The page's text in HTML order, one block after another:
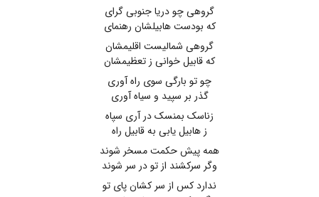
گروهی چو دریا جنوبی گرای
که بودست هابیلشان رهنمای
گروهی شمالیست اقلیمشان
که قابیل خوانی ز تعظیمشان
چو تو بارگی سوی راه آوری
گذر بر سپید و سیاه آوری
زناسک بمنسک در آری سپاه
ز هابیل یابی به قابیل راه
همه پیش حکمت مسخر شوند
وگر سرکشند از تو در سر شوند
ندارد کس از سر کشان پای تو